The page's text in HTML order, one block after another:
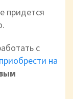
придется
с
на